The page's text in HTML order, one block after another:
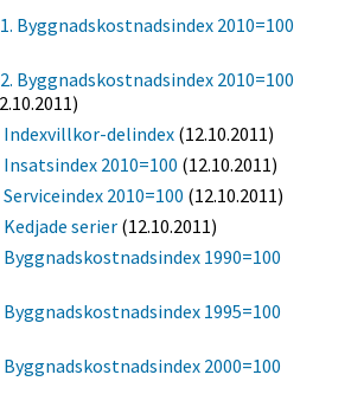
Byggnadskostnadsindex 2010=100
Byggnadskostnadsindex 2010=100
Indexvillkor-delindex (12.10.2011)
2010=100 (12.10.2011)
2010=100 (12.10.2011)
serier (12.10.2011)
1990=100
1995=100
2000=100